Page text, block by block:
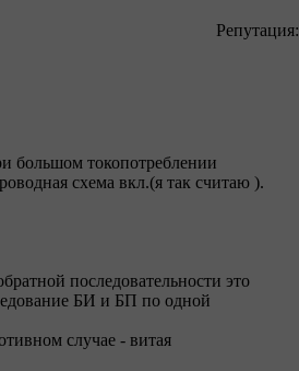
Репутация:
большом токопотреблении
схема вкл.(я так считаю ).
последовательности это
БИ и БП по одной
случае - витая